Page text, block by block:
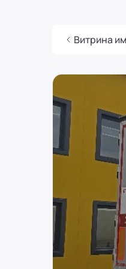
ООО "ПР-Лизинг"
ООО "ПР-Лизинг"
Челябинск
8 (800) 250-25-31 (вн. 740)
ООО "ПР-Лизинг"
Оренбург
8 (800) 250-25-31 (вн. 153)
ул. им.
8 (800) 250-25-31 (вн. 230)
ООО "ПР-Лизинг"
Новосибирск ул.
8 (800) 250-25-31 (вн. 540)
ООО "ПР-Лизинг"
Витрина
ref